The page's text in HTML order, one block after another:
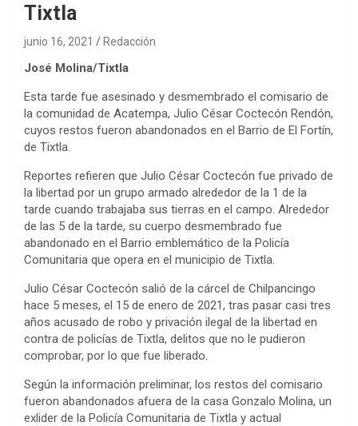
Tixtla
junio 16, 2021 Redacción
José Molina/Tixtla
Esta tarde fue asesinado y desmembrado el comisario de
la comunidad de Acatempa, Julio César Coctecón Rendón,
cuyos restos fueron abandonados en el Barrio de El Fortín,
de Tixtla.
Reportes refieren que Julio César Coctecón fue privado de
la libertad por un grupo armado alrededor de la 1 de la
tarde cuando trabajaba sus tierras en el campo. Alrededor
de las 5 de la tarde, su cuerpo desmembrado fue
abandonado en el Barrio emblemático de la Policía
Comunitaria que opera en el municipio de Tixtla.
Julio César Coctecón salió de la cárcel de Chilpancingo
hace 5 meses, el 15 de enero de 2021, tras pasar casi tres
años acusado de robo y privación ilegal de la libertad en
contra de policías de Tixtla, delitos que no le pudieron
comprobar, por lo que fue liberado.
Según la información preliminar, los restos del comisario
fueron abandonados afuera de la casa Gonzalo Molina, un
exlider de la Policía Comunitaria de Tixtla y actual